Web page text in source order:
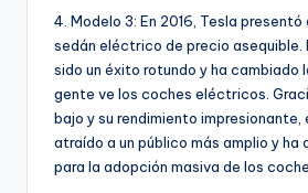
4. Modelo 3: En 2016, Tesla presentó
sedán eléctrico de precio asequible.
sido un éxito rotundo y ha cambiado
gente ve los coches eléctricos.
bajo y su rendimiento impresionante,
atraído a un público más amplio y ha
para la adopción masiva de los